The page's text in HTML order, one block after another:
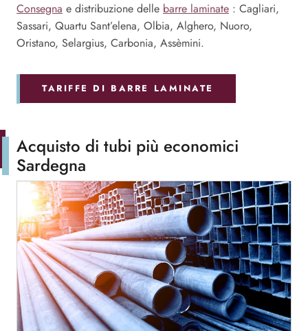
Consegna e distribuzione delle barre laminate : Cagliari,
Sassari, Quartu Sant’elena, Olbia, Alghero, Nuoro,
Oristano, Selargius, Carbonia, Assèmini.
TARIFFE DI BARRE LAMINATE
Acquisto di tubi più economici
Sardegna